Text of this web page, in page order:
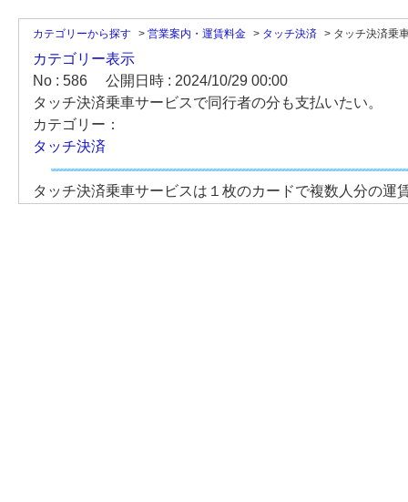
カテゴリーから探す > 営業案内・運賃料金 > タッチ決済 > タッチ決済乗
カテゴリー表示
No : 586
公開日時 : 2024/10/29 00:00
タッチ決済乗車サービスで同行者の分も支払いたい。
カテゴリー：
タッチ決済
タッチ決済乗車サービスは１枚のカードで複数人分の運